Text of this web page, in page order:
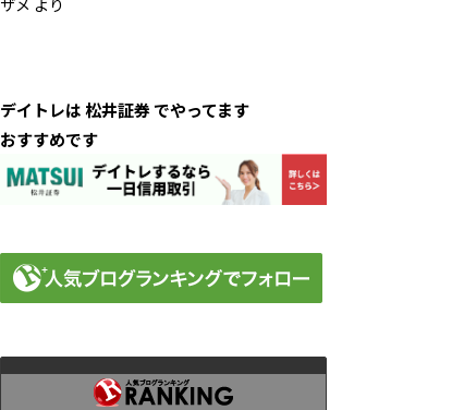
ザメ より
デイトレは 松井証券 でやってます
おすすめです